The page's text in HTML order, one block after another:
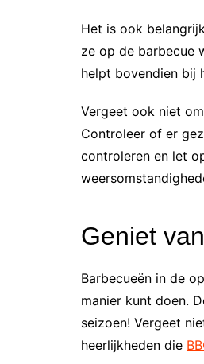
Het is ook
ze op de barbecue
helpt bovendien bij
Vergeet ook niet
Controleer of er
controleren en let
Geniet
Barbecueën in de
manier kunt doen.
seizoen! Vergeet
heerlijkheden die